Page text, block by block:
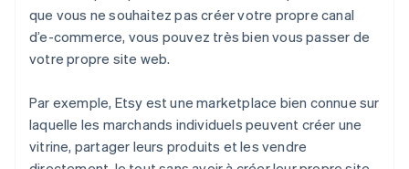
que vous ne souhaitez pas créer votre propre canal
d’e-commerce, vous pouvez très bien vous passer de
votre propre site web.
Par exemple, Etsy est une marketplace bien connue sur
laquelle les marchands individuels peuvent créer une
vitrine, partager leurs produits et les vendre